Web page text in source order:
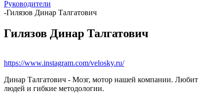
Руководители
-Гилязов Динар Талгатович
Гилязов Динар Талгатович
https://www.instagram.com/velosky.ru/
Динар Талгатович - Мозг, мотор нашей компании. Любит
людей и гибкие методологии.